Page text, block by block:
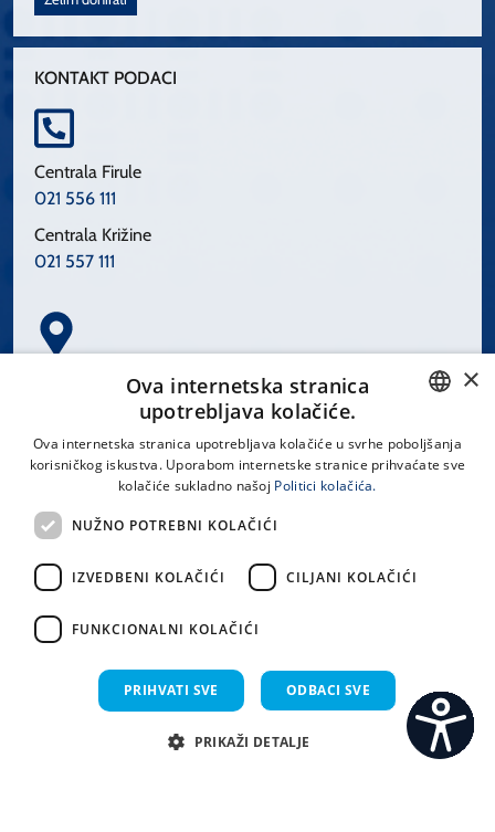
KONTAKT PODACI
Centrala Firule
021 556 111
Centrala Križine
021 557 111
Spinčićeva 1, 21000 Split
LINKOVI
Uvjeti korištenja
CROATIAN
×
Ova internetska stranica
upotrebljava kolačiće.
Ova internetska stranica upotrebljava kolačiće u svrhe poboljšanja
korisničkog iskustva. Uporabom internetske stranice prihvaćate sve
kolačiće sukladno našoj Politici kolačića.
NUŽNO POTREBNI KOLAČIĆI
IZVEDBENI KOLAČIĆI CILJANI KOLAČIĆI
FUNKCIONALNI KOLAČIĆI
PRIHVATI SVE ODBACI SVE
PRIKAŽI DETALJE